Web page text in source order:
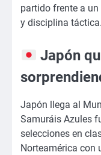
partido frente a
y disciplina táctica.
Japón
Japón llega al
Samuráis Azules
selecciones en
Norteamérica con